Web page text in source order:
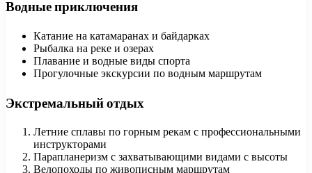
Водные приключения
Катание на катамаранах и байдарках
Рыбалка на реке и озерах
Плавание и водные виды спорта
Прогулочные экскурсии по водным маршрутам
Экстремальный отдых
Летние сплавы по горным рекам с профессиональными
инструкторами
Парапланеризм с захватывающими видами с высоты
Велопоходы по живописным маршрутам